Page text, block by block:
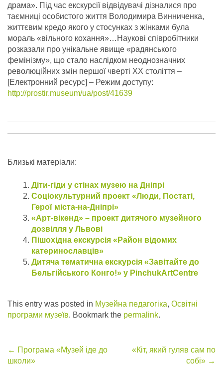
драма». Під час екскурсії відвідувачі дізналися про
таємниці особистого життя Володимира Винниченка,
життєвим кредо якого у стосунках з жінками була
мораль «вільного кохання»…Наукові співробітники
розказали про унікальне явище «радянського
фемінізму», що стало наслідком неоднозначних
революційних змін першої чверті ХХ століття –
[Електронний ресурс] – Режим доступу:
http://prostir.museum/ua/post/41639
Близькі матеріали:
Діти-гіди у стінах музею на Дніпрі
Соціокультурний проект «Люди, Постаті,
Герої міста-на-Дніпрі»
«Арт-вікенд» – проект дитячого музейного
дозвілля у Львові
Пішохідна екскурсія «Район відомих
катеринославців»
Дитяча тематична екскурсія «Завітайте до
Бельгійського Конго!» у PinchukArtCentre
This entry was posted in Музейна педагогіка, Освітні
програми музеїв. Bookmark the permalink.
Post
← Програма «Музей іде до
школи»
«Кіт, який гуляв сам по
собі» →